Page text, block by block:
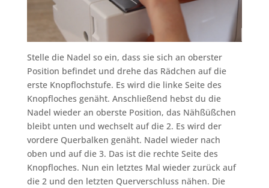
Stelle die Nadel so ein, dass sie sich an oberster
Position befindet und drehe das Rädchen auf die
erste Knopflochstufe. Es wird die linke Seite des
Knopfloches genäht. Anschließend hebst du die
Nadel wieder an oberste Position, das Nähßüßchen
bleibt unten und wechselt auf die 2. Es wird der
vordere Querbalken genäht. Nadel wieder nach
oben und auf die 3. Das ist die rechte Seite des
Knopfloches. Nun ein letztes Mal wieder zurück auf
die 2 und den letzten Querverschluss nähen. Die